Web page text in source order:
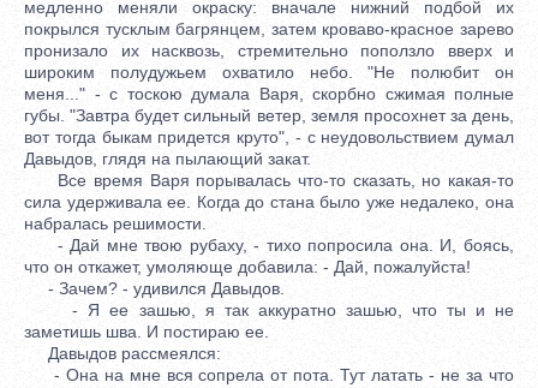
медленно меняли окраску: вначале нижний подбой их
покрылся тусклым багрянцем, затем кроваво-красное зарево
пронизало их насквозь, стремительно поползло вверх и
широким полудужьем охватило небо. "Не полюбит он
меня..." - с тоскою думала Варя, скорбно сжимая полные
губы. "Завтра будет сильный ветер, земля просохнет за день,
вот тогда быкам придется круто", - с неудовольствием думал
Давыдов, глядя на пылающий закат.
Все время Варя порывалась что-то сказать, но какая-то
сила удерживала ее. Когда до стана было уже недалеко, она
набралась решимости.
- Дай мне твою рубаху, - тихо попросила она. И, боясь,
что он откажет, умоляюще добавила: - Дай, пожалуйста!
- Зачем? - удивился Давыдов.
- Я ее зашью, я так аккуратно зашью, что ты и не
заметишь шва. И постираю ее.
Давыдов рассмеялся:
- Она на мне вся сопрела от пота. Тут латать - не за что